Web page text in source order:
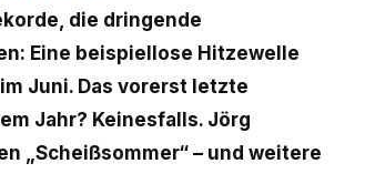
die dringende
Eine beispiellose Hitzewelle
Juni. Das vorerst letzte
Jahr? Keinesfalls. Jörg
„Scheißsommer“ – und weitere